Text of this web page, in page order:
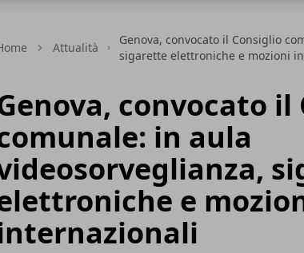
Attualità
Genova, convocato il Consiglio
sigarette elettroniche e mozioni
convocato il
in aula
e